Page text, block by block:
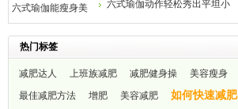
六式瑜伽能瘦身美
体提高气质
六式瑜伽动作轻松秀出平坦小
腹
热门标签
减肥达人 上班族减肥 减肥健身操 美容瘦身
最佳减肥方法 增肥 美容减肥 如何快速减肥